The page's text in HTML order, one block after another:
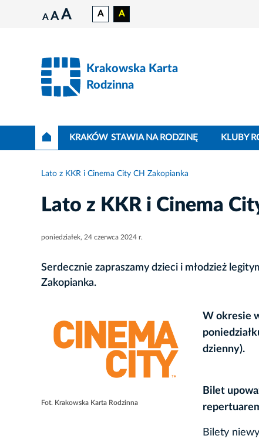
A A A A A
Krakowska Karta
Rodzinna
KRAKÓW STAWIA NA RODZINĘ KLUBY
Lato z KKR i Cinema City CH Zakopianka
Lato z KKR i Cinema
poniedziałek, 24 czerwca 2024 r.
Serdecznie zapraszamy dzieci i młodzież
Zakopianka.
Fot. Krakowska Karta Rodzinna
W okresie
dzienny).
Bilet
Bilety